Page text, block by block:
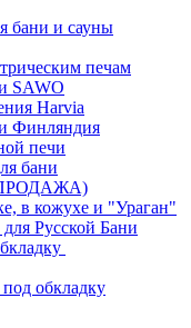
бани и сауны
печам
SAWO
Harvia
Финляндия
печи
бани
в кожухе и "Ураган"
Русской Бани
обкладку